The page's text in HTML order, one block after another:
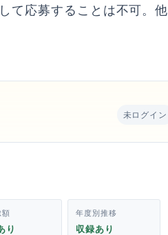
て応募することは不可。他
未ログイン
額
り
年度別推移
収録あり